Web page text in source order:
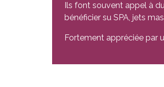
Ils font souvent appel à
bénéficier su SPA, jets
Fortement appréciée par